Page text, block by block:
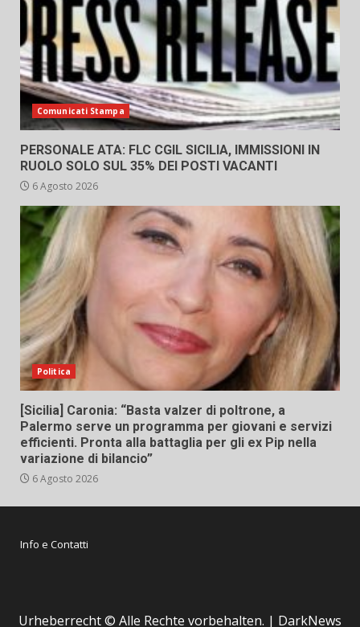
Comunicati Stampa
PERSONALE ATA: FLC CGIL SICILIA, IMMISSIONI IN
RUOLO SOLO SUL 35% DEI POSTI VACANTI
6 Agosto 2026
Politica
[Sicilia] Caronia: “Basta valzer di poltrone, a
Palermo serve un programma per giovani e servizi
efficienti. Pronta alla battaglia per gli ex Pip nella
variazione di bilancio”
6 Agosto 2026
Info e Contatti
Urheberrecht © Alle Rechte vorbehalten. | DarkNews